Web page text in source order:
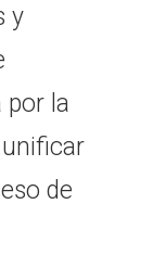
y
por la
unificar
de